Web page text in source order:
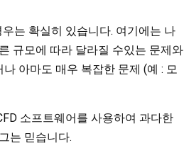
는 확실히 있습니다. 여기에는 나
규모에 따라 달라질 수있는 문제와
아마도 매우 복잡한 문제 (예 : 모
소프트웨어를 사용하여 과다한
는 믿습니다.